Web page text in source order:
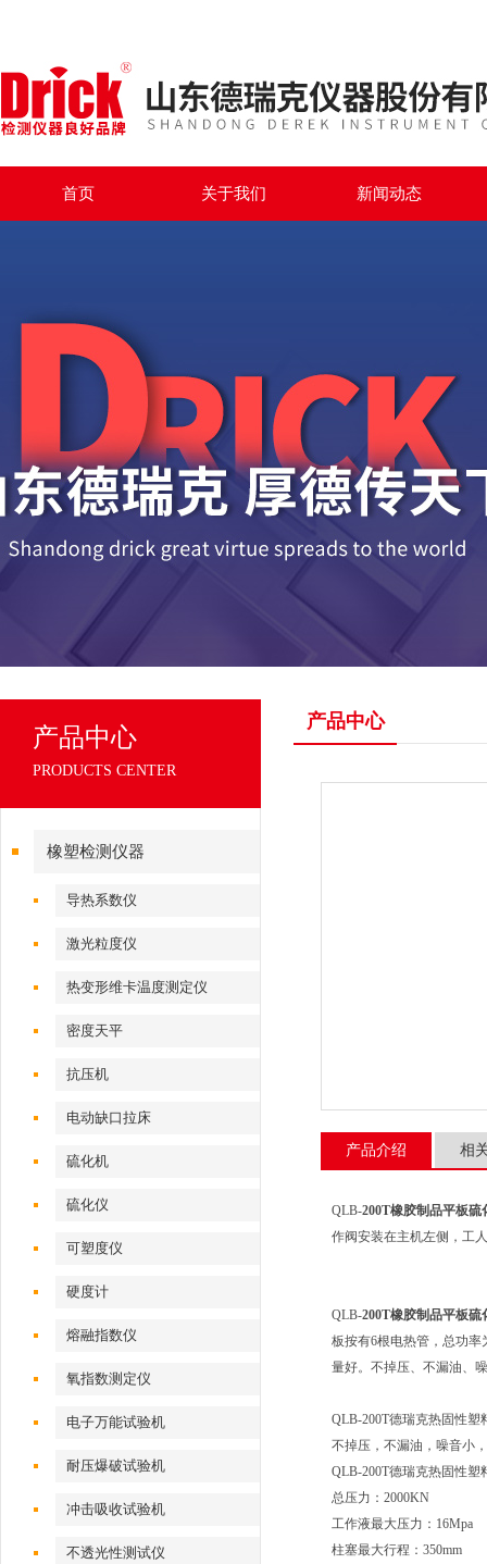
首页 关于我们 新闻动态
产品中心
PRODUCTS CENTER
橡塑检测仪器
导热系数仪
激光粒度仪
热变形维卡温度测定仪
密度天平
抗压机
电动缺口拉床
硫化机
硫化仪
可塑度仪
硬度计
熔融指数仪
氧指数测定仪
电子万能试验机
耐压爆破试验机
冲击吸收试验机
不透光性测试仪
产品中心
产品介绍 相
QLB-200T橡胶制品平板硫
作阀安装在主机左侧，工
QLB-200T橡胶制品平板硫
板按有6根电热管，总功
量好。不掉压、不漏油、
QLB-200T德瑞克热固性
不掉压，不漏油，噪音小
QLB-200T德瑞克热固性
总压力：2000KN
工作液最大压力：16Mpa
柱塞最大行程：350mm